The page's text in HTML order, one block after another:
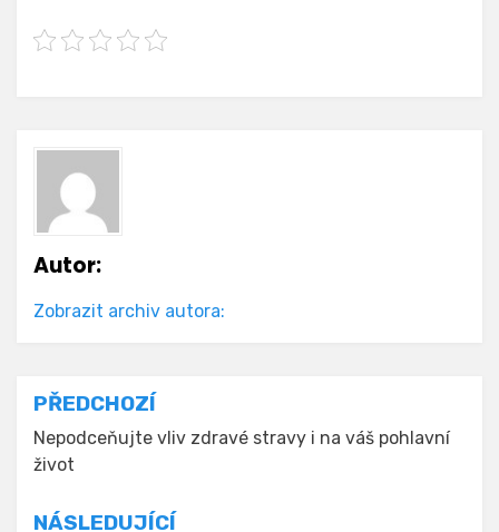
Autor:
Zobrazit archiv autora:
Navigace
pro
příspěvek
PŘEDCHOZÍ
Nepodceňujte vliv zdravé stravy i na váš pohlavní
život
NÁSLEDUJÍCÍ